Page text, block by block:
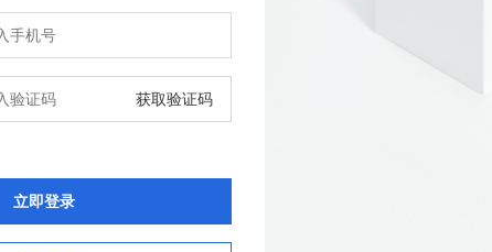
获取验证码